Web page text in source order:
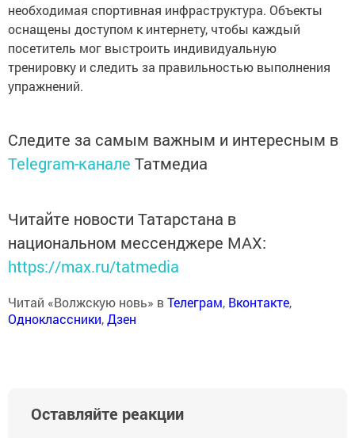
необходимая спортивная инфраструктура. Объекты
оснащены доступом к интернету, чтобы каждый
посетитель мог выстроить индивидуальную
тренировку и следить за правильностью выполнения
упражнений.
Следите за самым важным и интересным в
Telegram-канале Татмедиа
Читайте новости Татарстана в
национальном мессенджере MАХ:
https://max.ru/tatmedia
Читай «Волжскую новь» вТелеграм, Вконтакте,
Одноклассники,Дзен
Оставляйте реакции